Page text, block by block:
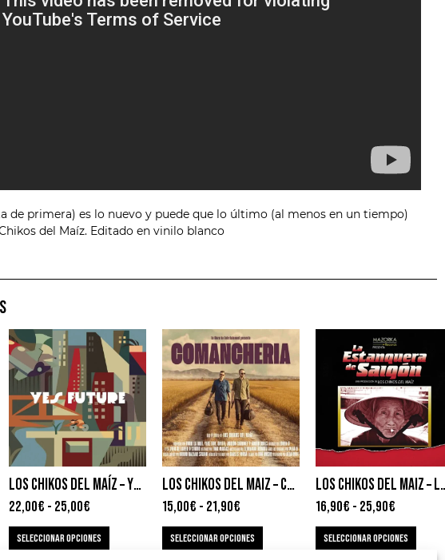
de primera) es lo nuevo y puede que lo último (al menos en un tiempo)
del Maíz. Editado en vinilo blanco
LOS CHIKOS DEL MAÍZ – YES FUTURE
22,00€ - 25,00€
SELECCIONAR OPCIONES
LOS CHIKOS DEL MAIZ – COMANCHERIA
15,00€ - 21,90€
SELECCIONAR OPCIONES
LOS CHIKOS DEL
16,90€ - 25,90€
SELECCIONAR OPCIONES